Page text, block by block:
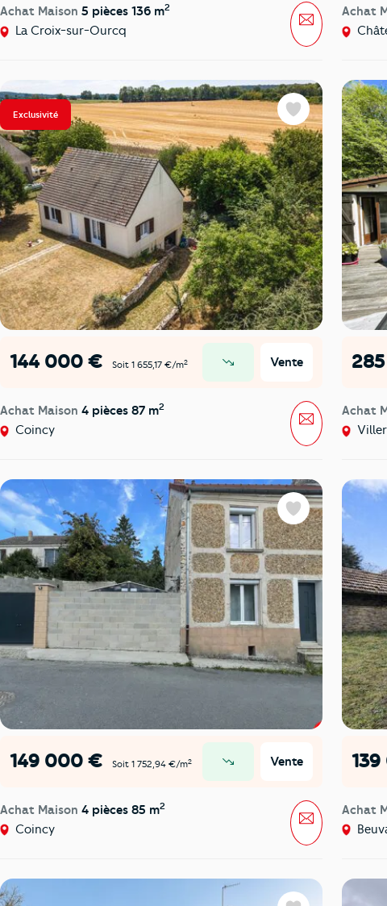
Achat Maison 5 pièces 136 m2
La Croix-sur-Ourcq
MessageAchat
Exclusivité
144 000 € Soit 1 655,17 €/m2 Vente
Achat Maison 4 pièces 87 m2
Coincy
Favoris
MessageAchat
149 000 € Soit 1 752,94 €/m2 Vente
Achat Maison 4 pièces 85 m2
Coincy
Favoris
MessageAchat